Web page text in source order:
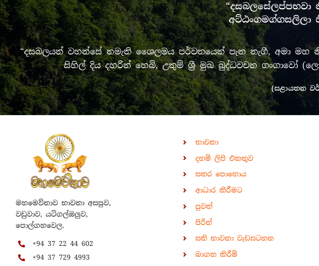
“දසබලසේලප්පභවා
අට්ඨංගමග්ගසලිලා
“දසබලයන් වහන්සේ නමැති ශෛලමය පර්වතයෙන් පැන නැගී, අමා
සිහිල් දිය දහරින් හෙබි, උතුම් ශ්‍රී මුඛ බුද්ධවචන ගංගාවෝ
(සළායතන
මහමෙව්නාව භාවනා අසපුව,
වඩුවාව, යටිගල්ඔලුව,
පොල්ගහවෙල.
+94 37 22 44 602
+94 37 729 4993
භාවනා
දහම් ලිපි එකතුව
සතර පොහොය
ආධාර කිරීමට
පුවත්
පිරිත්
සති භාවනා වැඩසටහන
බාගත කිරීම්